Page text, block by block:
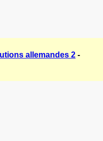
allemandes 2 -